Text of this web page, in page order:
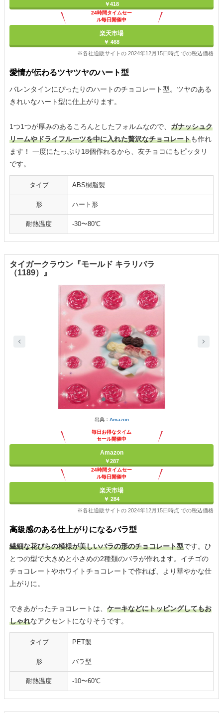
￥418
24時間タイムセー
ル毎日開催中
楽天市場
￥ 468
※各社通販サイトの 2024年12月15日時点 での税込価格
愛情が伝わるツヤツヤのハート型
バレンタインにぴったりのハートのチョコレート型。ツヤのある
きれいなハート型に仕上がります。
1つ1つが厚みのあるころんとしたフォルムなので、 ガナッシュク
リームやドライフルーツを中に入れた贅沢なチョコレートも作れ
ます！ 一度にたっぷり18個作れるから、友チョコにもピッタリ
です。
タイプ ABS樹脂製
形 ハート形
耐熱温度 -30〜80℃
タイガークラウン『モールド キラリバラ
（1189）』
出典： Amazon
毎日お得なタイム
セール開催中
Amazon
￥287
24時間タイムセー
ル毎日開催中
楽天市場
￥ 284
※各社通販サイトの 2024年12月15日時点 での税込価格
高級感のある仕上がりになるバラ型
繊細な花びらの模様が美しいバラの形のチョコレート型です。ひ
とつの型で大きめと小さめの2種類のバラが作れます。イチゴの
チョコレートやホワイトチョコレートで作れば、より華やかな仕
上がりに。
できあがったチョコレートは、 ケーキなどにトッピングしてもお
しゃれなアクセントになりそうです。
タイプ PET製
形 バラ型
耐熱温度 -10〜60℃